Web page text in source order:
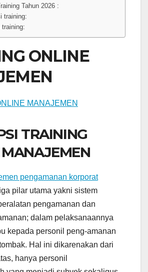
Tahun 2026 :
training:
training:
ONLINE
TRAINING
pengamanan korporat
pilar utama yakni sistem
pengamanan dan
dalam pelaksanaannya
kepada personil peng-amanan
Hal ini dikarenakan dari
hanya personil